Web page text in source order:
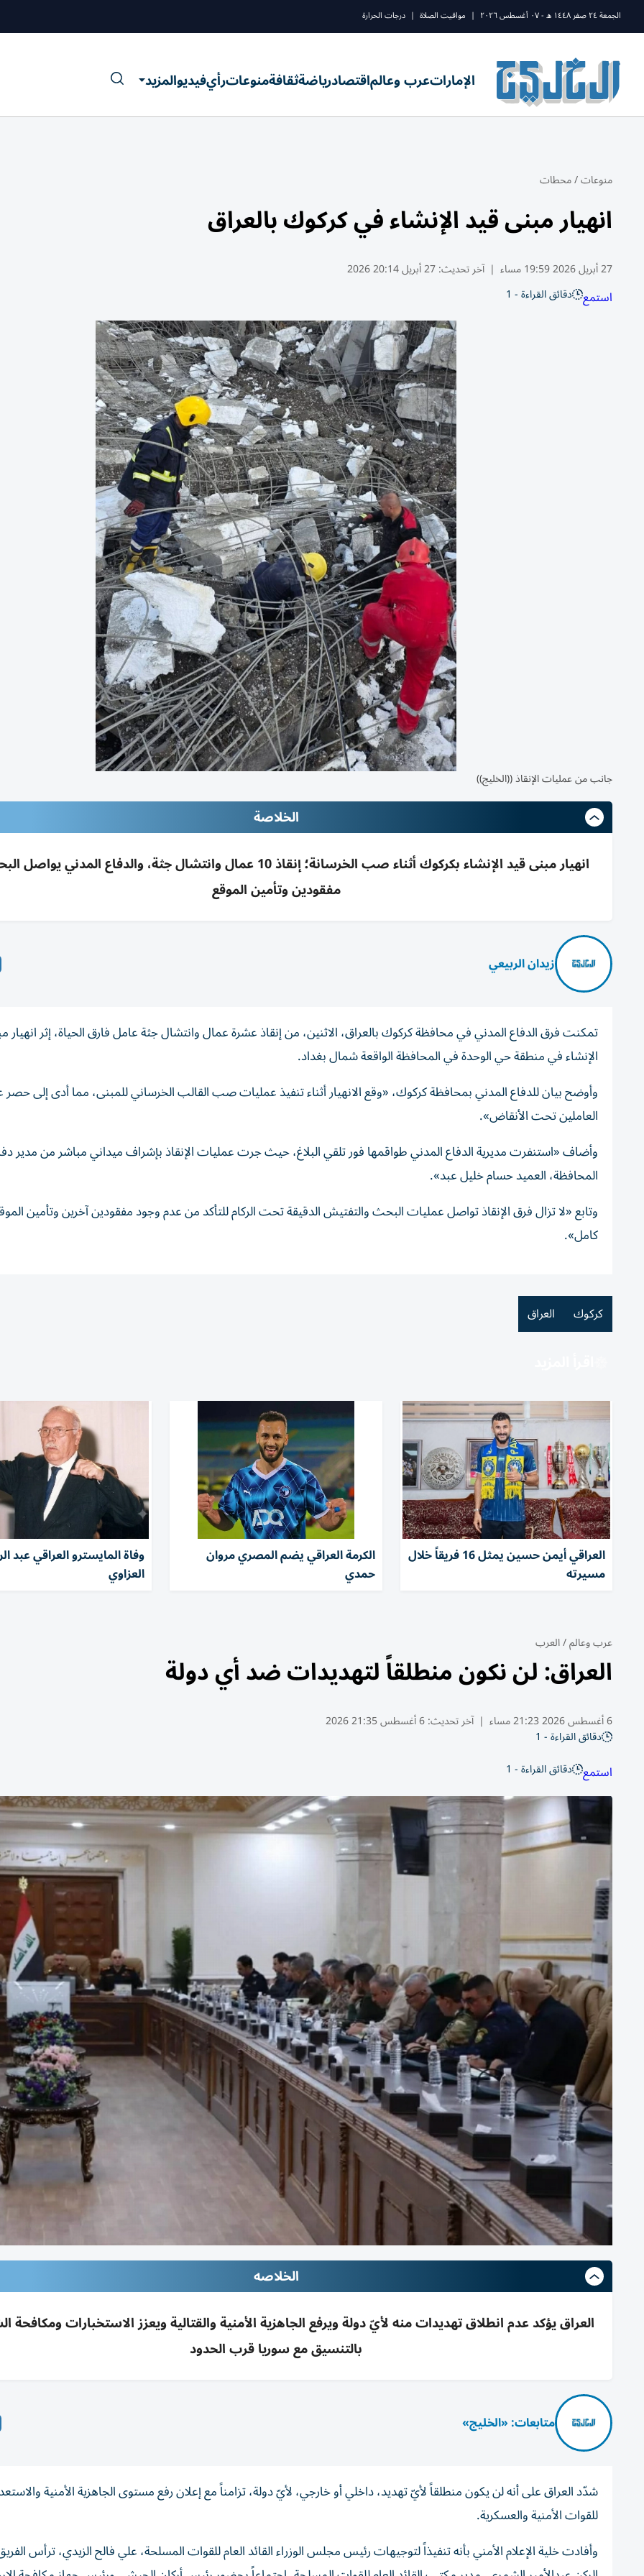
الجمعة ٢٤ صفر ١٤٤٨ ه - ٠٧ أغسطس ٢٠٢٦ | مواقيت الصلاة | درجات الحرارة
الإماراتعرب وعالماقتصادرياضةثقافةمنوعاترأيفيديوالمزيد
منوعات/محطات
انهيار مبنى قيد الإنشاء في كركوك بالعراق
27 أبريل 2026 19:59 مساء | آخر تحديث:27 أبريل 20:14 2026
استمع دقائق القراءة - 1
جانب من عمليات الإنقاذ ((الخليج))
الخلاصة
انهيار مبنى قيد الإنشاء بكركوك أثناء صب الخرسانة؛ إنقاذ 10 عمال وانتشال جثة، والدفاع
مفقودين وتأمين الموقع
زيدان الربيعي
تمكنت فرق الدفاع المدني في محافظة كركوك بالعراق، الاثنين، من إنقاذ عشرة عمال وانتشال جثة عامل فارق الحياة، إثر انهيار
الإنشاء في منطقة حي الوحدة في المحافظة الواقعة شمال بغداد.
وأوضح بيان للدفاع المدني بمحافظة كركوك، «وقع الانهيار أثناء تنفيذ عمليات صب القالب الخرساني للمبنى، مما أدى إلى
العاملين تحت الأنقاض».
وأضاف «استنفرت مديرية الدفاع المدني طواقمها فور تلقي البلاغ، حيث جرت عمليات الإنقاذ بإشراف ميداني مباشر من مدير
المحافظة، العميد حسام خليل عبد».
وتابع «لا تزال فرق الإنقاذ تواصل عمليات البحث والتفتيش الدقيقة تحت الركام للتأكد من عدم وجود مفقودين آخرين وتأمين
كامل».
كركوك العراق
العراقي أيمن حسين يمثل 16 فريقاً خلال
مسيرته
الكرمة العراقي يضم المصري مروان
حمدي
وفاة المايسترو العراقي عبد
العزاوي
عرب وعالم/العرب
العراق: لن نكون منطلقاً لتهديدات ضد أي دولة
6 أغسطس 2026 21:23 مساء | آخر تحديث:6 أغسطس 21:35 2026
دقائق القراءة - 1
استمع دقائق القراءة - 1
الخلاصه
العراق يؤكد عدم انطلاق تهديدات منه لأيّ دولة ويرفع الجاهزية الأمنية والقتالية ويعزز الاستخبارات ومكافحة
بالتنسيق مع سوريا قرب الحدود
متابعات: «الخليج»
شدّد العراق على أنه لن يكون منطلقاً لأيّ تهديد، داخلي أو خارجي، لأيّ دولة، تزامناً مع إعلان رفع مستوى الجاهزية الأمنية
للقوات الأمنية والعسكرية.
وأفادت خلية الإعلام الأمني بأنه تنفيذاً لتوجيهات رئيس مجلس الوزراء القائد العام للقوات المسلحة، علي فالح الزيدي، ترأس